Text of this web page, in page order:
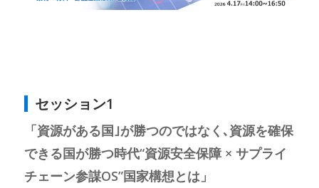
セッション1
「資源がある国｣が勝つのではなく､資源を確保
できる国が勝つ時代“資源安全保障 × サプライ
チェーン参謀OS”国家構想とは」